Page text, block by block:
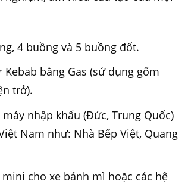
4 buồng và 5 buồng đốt.
bằng Gas (sử dụng gốm
trở).
nhập khẩu (Đức, Trung Quốc)
Nam như: Nhà Bếp Việt, Quang
cho xe bánh mì hoặc các hệ